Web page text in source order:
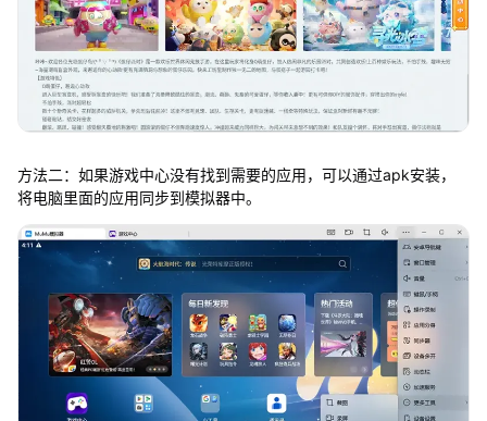
方法二：如果游戏中心没有找到需要的应用，可以通过apk安装，
将电脑里面的应用同步到模拟器中。